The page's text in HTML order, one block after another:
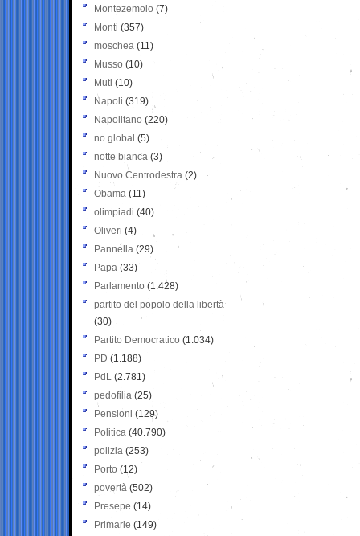
Montezemolo (7)
Monti (357)
moschea (11)
Musso (10)
Muti (10)
Napoli (319)
Napolitano (220)
no global (5)
notte bianca (3)
Nuovo Centrodestra (2)
Obama (11)
olimpiadi (40)
Oliveri (4)
Pannella (29)
Papa (33)
Parlamento (1.428)
partito del popolo della libertà
(30)
Partito Democratico (1.034)
PD (1.188)
PdL (2.781)
pedofilia (25)
Pensioni (129)
Politica (40.790)
polizia (253)
Porto (12)
povertà (502)
Presepe (14)
Primarie (149)